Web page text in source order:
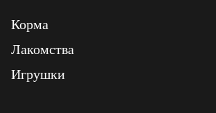
Корма
Лакомства
Игрушки